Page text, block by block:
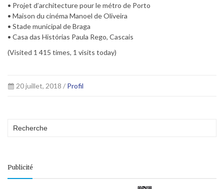
• Projet d’architecture pour le métro de Porto
• Maison du cinéma Manoel de Oliveira
• Stade municipal de Braga
• Casa das Histórias Paula Rego, Cascais
(Visited 1 415 times, 1 visits today)
20 juillet, 2018 / Profil
Publicité